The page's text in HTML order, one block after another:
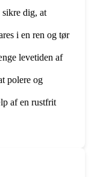
dig, at
i en ren og tør
levetiden af
polere og
af en rustfrit